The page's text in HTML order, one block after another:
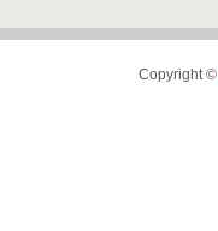
Copyright ©